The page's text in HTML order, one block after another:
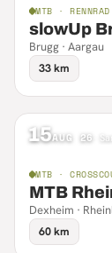
MTB ·
slowUp
Brugg · Aargau
33 km
15AUG 26
MTB ·
MTB
Dexheim ·
60 km